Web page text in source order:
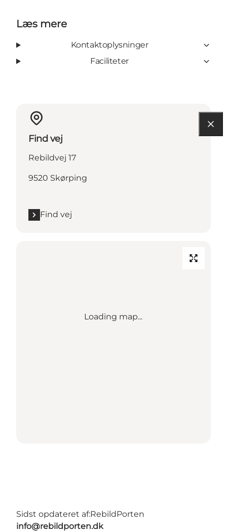
Læs mere
Kontaktoplysninger
Faciliteter
Find vej
Rebildvej 17
9520 Skørping
Find vej
Loading map...
Sidst opdateret af:RebildPorten
info@rebildporten.dk